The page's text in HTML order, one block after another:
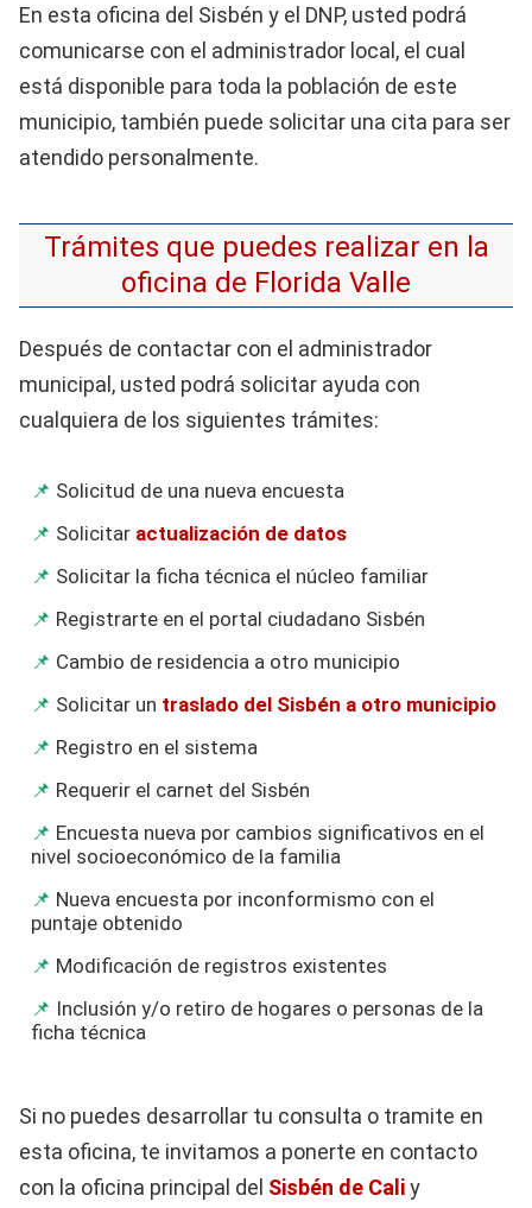
En esta oficina del Sisbén y el DNP, usted podrá
comunicarse con el administrador local, el cual
está disponible para toda la población de este
municipio, también puede solicitar una cita para ser
atendido personalmente.
Trámites que puedes realizar en la
oficina de Florida Valle
Después de contactar con el administrador
municipal, usted podrá solicitar ayuda con
cualquiera de los siguientes trámites:
Solicitud de una nueva encuesta
Solicitar actualización de datos
Solicitar la ficha técnica el núcleo familiar
Registrarte en el portal ciudadano Sisbén
Cambio de residencia a otro municipio
Solicitar un traslado del Sisbén a otro municipio
Registro en el sistema
Requerir el carnet del Sisbén
Encuesta nueva por cambios significativos en el
nivel socioeconómico de la familia
Nueva encuesta por inconformismo con el
puntaje obtenido
Modificación de registros existentes
Inclusión y/o retiro de hogares o personas de la
ficha técnica
Si no puedes desarrollar tu consulta o tramite en
esta oficina, te invitamos a ponerte en contacto
con la oficina principal del Sisbén de Caliy